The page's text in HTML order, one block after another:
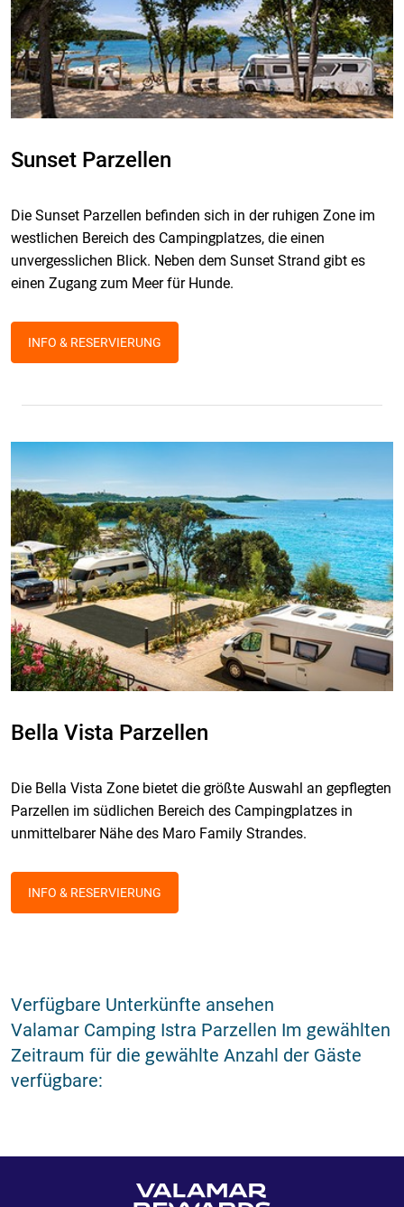
Sunset Parzellen
Die Sunset Parzellen befinden sich in der ruhigen Zone im
westlichen Bereich des Campingplatzes, die einen
unvergesslichen Blick. Neben dem Sunset Strand gibt es
einen Zugang zum Meer für Hunde.
INFO & RESERVIERUNG
Bella Vista Parzellen
Die Bella Vista Zone bietet die größte Auswahl an gepflegten
Parzellen im südlichen Bereich des Campingplatzes in
unmittelbarer Nähe des Maro Family Strandes.
INFO & RESERVIERUNG
Verfügbare Unterkünfte ansehen
Valamar Camping Istra Parzellen Im gewählten
Zeitraum für die gewählte Anzahl der Gäste
verfügbare: